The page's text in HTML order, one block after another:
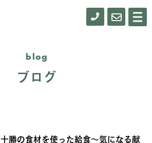
メ
ニ
0155- お
blog
ブログ
十勝の食材を使った給食～気になる献